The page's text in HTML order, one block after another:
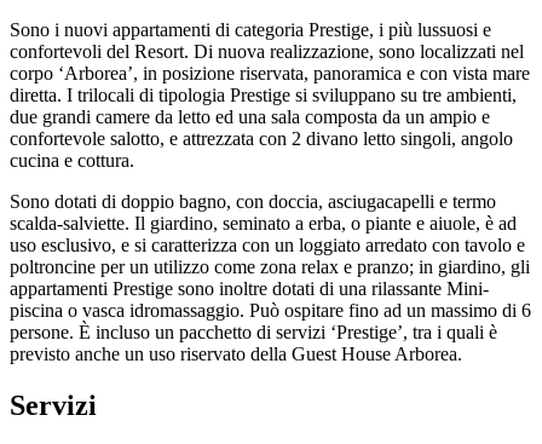
Sono i nuovi appartamenti di categoria Prestige, i più lussuosi e
confortevoli del Resort. Di nuova realizzazione, sono localizzati nel
corpo ‘Arborea’, in posizione riservata, panoramica e con vista mare
diretta. I trilocali di tipologia Prestige si sviluppano su tre ambienti,
due grandi camere da letto ed una sala composta da un ampio e
confortevole salotto, e attrezzata con 2 divano letto singoli, angolo
cucina e cottura.
Sono dotati di doppio bagno, con doccia, asciugacapelli e termo
scalda-salviette. Il giardino, seminato a erba, o piante e aiuole, è ad
uso esclusivo, e si caratterizza con un loggiato arredato con tavolo e
poltroncine per un utilizzo come zona relax e pranzo; in giardino, gli
appartamenti Prestige sono inoltre dotati di una rilassante Mini-
piscina o vasca idromassaggio. Può ospitare fino ad un massimo di 6
persone. È incluso un pacchetto di servizi ‘Prestige’, tra i quali è
previsto anche un uso riservato della Guest House Arborea.
Servizi